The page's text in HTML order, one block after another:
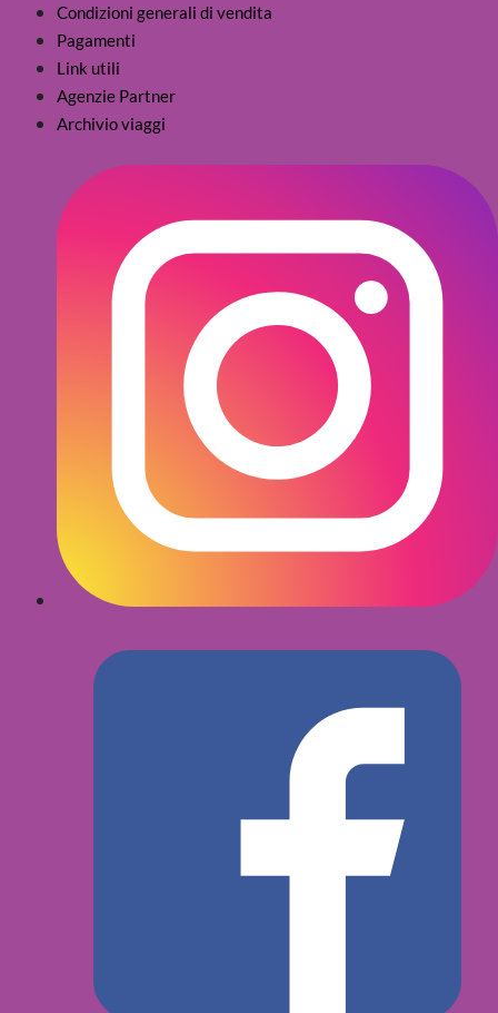
Condizioni generali di vendita
Pagamenti
Link utili
Agenzie Partner
Archivio viaggi